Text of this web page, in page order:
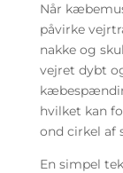
Når
påvirke
nakke og
vejret dybt
hvilket kan
ond cirkel af
En simpel